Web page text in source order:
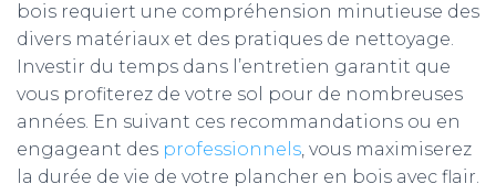
bois requiert une compréhension minutieuse des
divers matériaux et des pratiques de nettoyage.
Investir du temps dans l’entretien garantit que
vous profiterez de votre sol pour de nombreuses
années. En suivant ces recommandations ou en
engageant des professionnels, vous maximiserez
la durée de vie de votre plancher en bois avec flair.